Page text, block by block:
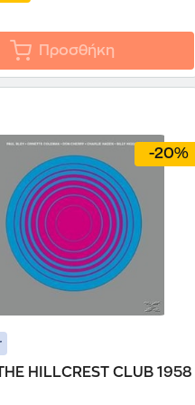
Προσθήκη
-20%
HILLCREST CLUB 1958